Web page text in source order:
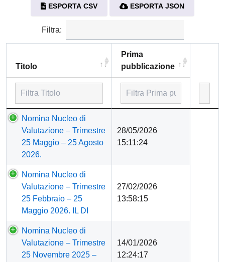
ESPORTA CSV ESPORTA JSON
Filtra:
Titolo
Prima
pubblicazione
Titolo
pubblicazione
Nomina Nucleo di
Valutazione – Trimestre
25 Maggio – 25 Agosto
2026.
28/05/2026
15:11:24
Nomina Nucleo di
Valutazione – Trimestre
25 Febbraio – 25
Maggio 2026. IL DI
27/02/2026
13:58:15
Nomina Nucleo di
Valutazione – Trimestre
25 Novembre 2025 –
14/01/2026
12:24:17